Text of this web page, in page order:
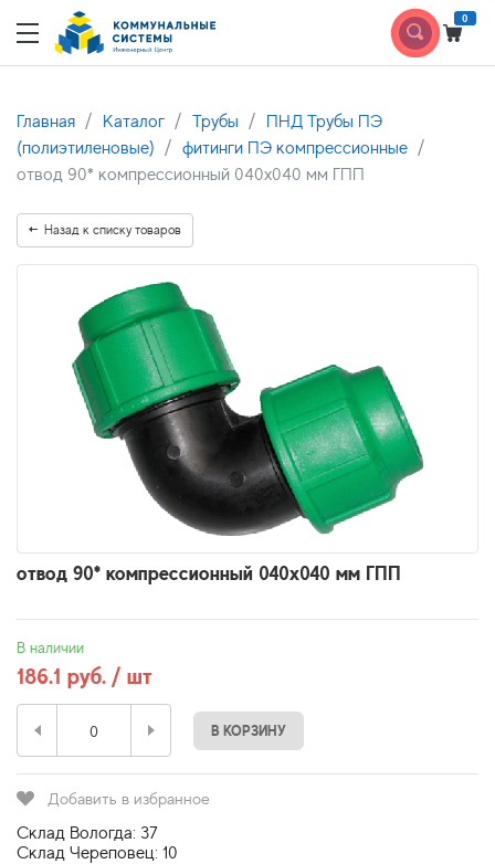
0
Главная Каталог Трубы
ПНД Трубы ПЭ
(полиэтиленовые)
фитинги ПЭ компрессионные
отвод 90* компрессионный 040х040 мм ГПП
Назад к списку товаров
отвод 90* компрессионный 040х040 мм ГПП
В наличии
186.1 руб. / шт
В КОРЗИНУ
Добавить в избранное
Склад Вологда: 37
Склад Череповец: 10